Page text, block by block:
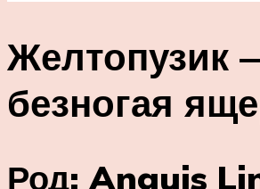
Желтопузик
безногая
Род: Anguis